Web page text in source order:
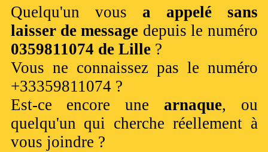
Quelqu'un vous a appelé sans
laisser de message depuis le numéro
0359811074 de Lille?
Vous ne connaissez pas le numéro
+33359811074 ?
Est-ce encore une arnaque, ou
quelqu'un qui cherche réellement à
vous joindre ?